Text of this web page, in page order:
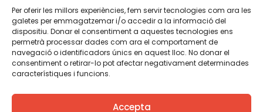
Per oferir les millors experiències, fem servir tecnologies com ara les
galetes per emmagatzemar i/o accedir a la informació del
dispositiu. Donar el consentiment a aquestes tecnologies ens
permetrà processar dades com ara el comportament de
navegació o identificadors únics en aquest lloc. No donar el
consentiment o retirar-lo pot afectar negativament determinades
característiques i funcions.
Accepta
TWT YTB IG FB IN
Aviso legalPolítica de cookies
Creemos que el conocimiento debe compartirse. Por eso
utilizamos una licencia Creative Commons, salvo que en